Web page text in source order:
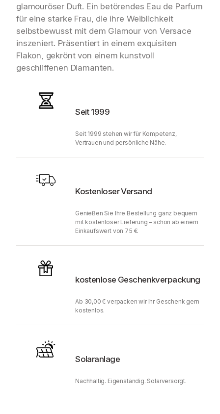
glamouröser Duft. Ein betörendes Eau de Parfum
für eine starke Frau, die ihre Weiblichkeit
selbstbewusst mit dem Glamour von Versace
inszeniert. Präsentiert in einem exquisiten
Flakon, gekrönt von einem kunstvoll
geschliffenen Diamanten.
Seit 1999
Seit 1999 stehen wir für Kompetenz,
Vertrauen und persönliche Nähe.
Kostenloser Versand
Genießen Sie Ihre Bestellung ganz bequem
mit kostenloser Lieferung – schon ab einem
Einkaufswert von 75 €.
kostenlose Geschenkverpackung
Ab 30,00 € verpacken wir Ihr Geschenk gern
kostenlos.
Solaranlage
Nachhaltig. Eigenständig. Solarversorgt.